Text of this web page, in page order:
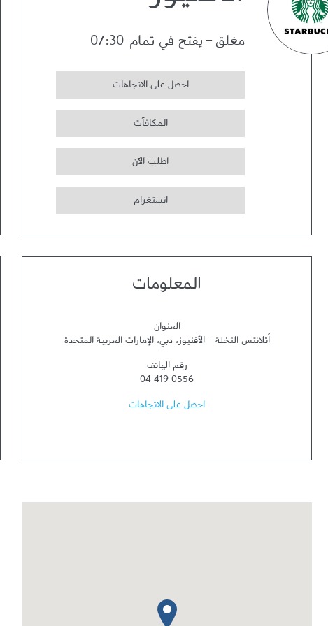
مغلق-يفتح في تمام 07:30
احصل على الاتجاهات
المكافآت
اطلب الآن
انستغرام
المعلومات
العنوان
أتلانتس النخلة - الأفنيوز،دبي،الإمارات العربية المتحدة
رقم الهاتف
04 419 0556
احصل على الاتجاهات